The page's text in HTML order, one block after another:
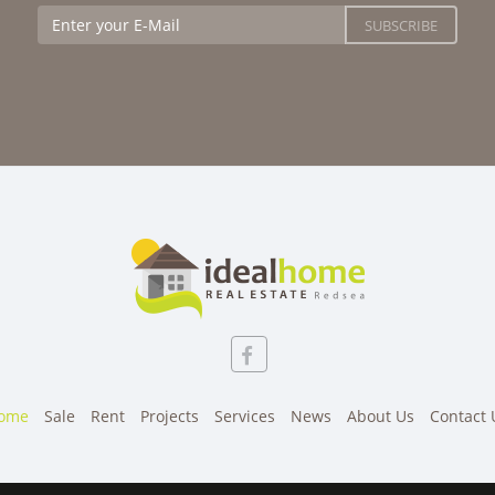
Sale Rent Projects Services News About Us Contact